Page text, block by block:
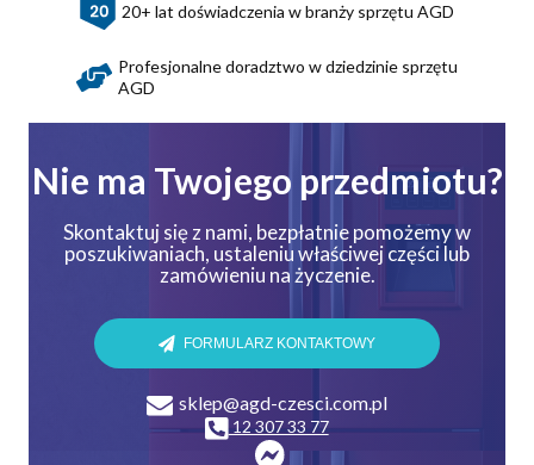
20+ lat doświadczenia w branży sprzętu AGD
Profesjonalne doradztwo w dziedzinie sprzętu
AGD
Nie ma Twojego przedmiotu?
Skontaktuj się z nami, bezpłatnie pomożemy w
poszukiwaniach, ustaleniu właściwej części lub
zamówieniu na życzenie.
FORMULARZ KONTAKTOWY
sklep@agd-czesci.com.pl
12 307 33 77